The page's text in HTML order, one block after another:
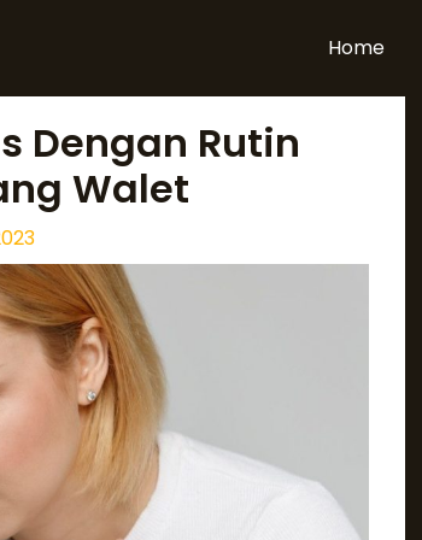
Home
Dengan Rutin
Walet